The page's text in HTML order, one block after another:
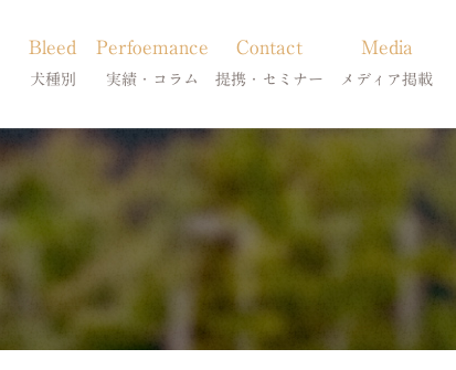
Bleed
犬種別
皮膚病
の皮膚病
チブルドッグの皮膚病
ードルの皮膚病
Perfoemance
実績・コラム
症状別
コラム「皮膚科のいろは」
Contact
提携・セミナー
診療提携・セミナー開催
Media
メディア掲載